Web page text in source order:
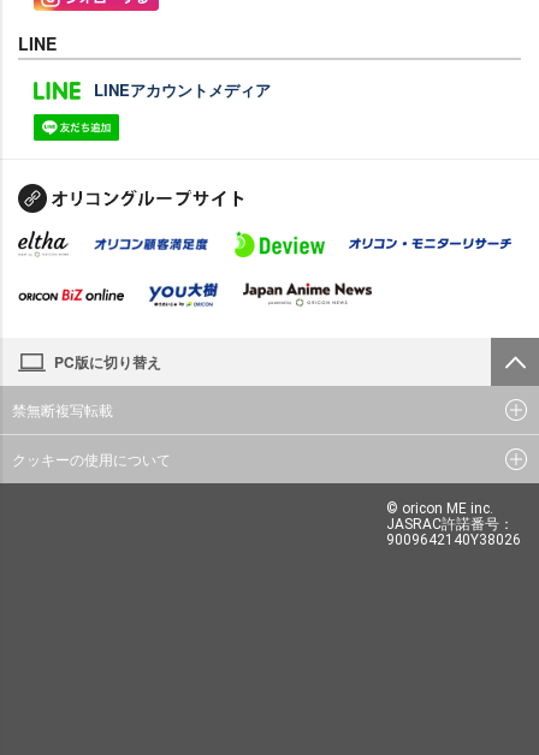
LINE
LINEアカウントメディア
PC版に切り替え
禁無断複写転載
クッキーの使用について
© oricon ME inc.
JASRAC許諾番号：
9009642140Y38026